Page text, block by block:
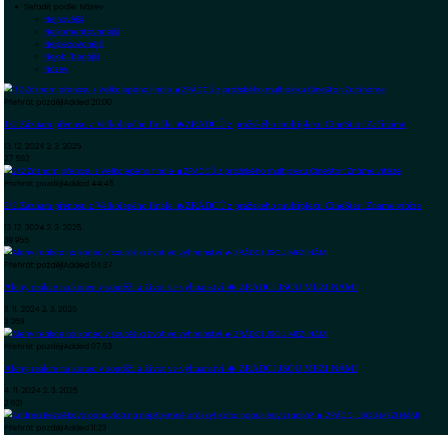
Seřadit podle: Název
Nejnovější
Nejkomentovanější
Nejsledovanější
Nejoblíbenější
Název
Přehrát pozdějiAdded 20:00
1/2 Záznam přenosu z Velkolepého finále 🔥ZRÁDCŮ z pražského multiplexu CineStar: Začínáme
13. 12. 2024 2. 3. 2025
27 592
Přehrát pozdějiAdded 44:45
2/2 Záznam přenosu z Velkolepého finále 🔥ZRÁDCŮ z pražského multiplexu CineStar: Známe vítěze
13. 12. 2024 2. 3. 2025
39 955
Přehrát pozdějiAdded 04:37
Aleny reakce na konec v soutěži a život ve vyhnanství 🔥 ZRÁDCI JSOU MEZI NÁMI
3. 11. 2024 2. 3. 2025
3 269
Přehrát pozdějiAdded 07:53
Aleny reakce na konec v soutěži a život ve vyhnanství 🔥 ZRÁDCI JSOU MEZI NÁMI
4. 11. 2024 2. 3. 2025
2 621
Přehrát pozdějiAdded 11:23